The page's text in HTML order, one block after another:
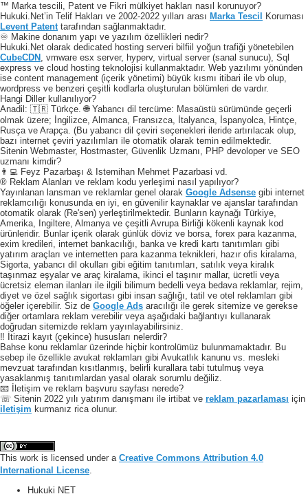
™ Marka tescili, Patent ve Fikri mülkiyet hakları nasıl korunuyor?
Hukuki.Net’in Telif Hakları ve 2002-2022 yılları arası Marka Tescil
Koruması
Levent Patenttarafından sağlanmaktadır.
♾️ Makine donanım yapı ve yazılım özellikleri nedir?
Hukuki.Net olarak dedicated hosting serveri bilfiil yoğun trafiği yönetebilen
CubeCDN , vmware esx server, hyperv, virtual server (sanal sunucu), Sql
express ve cloud hosting teknolojisi kullanmaktadır. Web yazılımı yönünden
ise content management (içerik yönetimi) büyük kısmı itibari ile vb olup,
wordpress ve benzeri çeşitli kodlarla oluşturulan bölümleri de vardır.
Hangi Diller kullanılıyor?
Anadil: 🇹🇷 Türkçe. 🌐 Yabancı dil tercüme: Masaüstü sürümünde geçerli
olmak üzere; İngilizce, Almanca, Fransızca, İtalyanca, İspanyolca, Hintçe,
Rusça ve Arapça. (Bu yabancı dil çeviri seçenekleri ileride artırılacak olup,
bazı internet çeviri yazılımları ile otomatik olarak temin edilmektedir.
Sitenin Webmaster, Hostmaster, Güvenlik Uzmanı, PHP devoloper ve SEO
uzmanı kimdir?
👨‍💻 Feyz Pazarbaşı & Istemihan Mehmet Pazarbasi vd.
® Reklam Alanları ve reklam kodu yerleşimi nasıl yapılıyor?
Yayınlanan lansman ve reklamlar genel olarak Google Adsense gibi internet
reklamcılığı konusunda en iyi, en güvenilir kaynaklar ve ajanslar tarafından
otomatik olarak (Re'sen) yerleştirilmektedir. Bunların kaynağı Türkiye,
Amerika, Ingiltere, Almanya ve çeşitli Avrupa Birliği kökenli kaynak kod
ürünleridir. Bunlar içerik olarak günlük döviz ve borsa, forex para kazanma,
exim kredileri, internet bankacılığı, banka ve kredi kartı tanıtımları gibi
yatırım araçları ve internetten para kazanma teknikleri, hazır ofis kiralama,
Sigorta, yabancı dil okulları gibi eğitim tanıtımları, satılık veya kiralık
taşınmaz eşyalar ve araç kiralama, ikinci el taşınır mallar, ücretli veya
ücretsiz eleman ilanları ile ilgili bilimum bedelli veya bedava reklamlar, rejim,
diyet ve özel sağlık sigortası gibi insan sağlığı, tatil ve otel reklamları gibi
öğeler içerebilir. Siz de Google Ads aracılığı ile gerek sitemize ve gerekse
diğer ortamlara reklam verebilir veya aşağıdaki bağlantıyı kullanarak
doğrudan sitemizde reklam yayınlayabilirsiniz.
‼️ İtirazi kayıt (çekince) hususları nelerdir?
Bahse konu reklamlar üzerinde hiçbir kontrolümüz bulunmamaktadır. Bu
sebep ile özellikle avukat reklamları gibi Avukatlık kanunu vs. mesleki
mevzuat tarafından kısıtlanmış, belirli kurallara tabi tutulmuş veya
yasaklanmış tanıtımlardan yasal olarak sorumlu değiliz.
📧 İletişim ve reklam başvuru sayfası nerede?
☏ Sitenin 2022 yılı yatırım danışmanı ile irtibat ve reklam pazarlaması için
iletişim kurmanız rica olunur.
This work is licensed under a Creative Commons Attribution 4.0
International License.
Hukuki NET